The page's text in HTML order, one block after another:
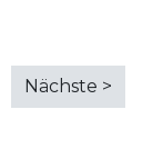
Nächste >